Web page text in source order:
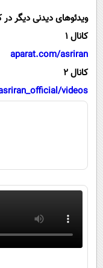
ویدئوهای دیدنی دیگر در
کانال 1
aparat.com/asriran
کانال 2
videos